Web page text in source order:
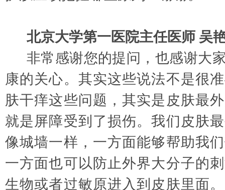
北京大学第一医院主任医师 吴
非常感谢您的提问，也感谢大
康的关心。其实这些说法不是很
肤干痒这些问题，其实是皮肤最
就是屏障受到了损伤。我们皮肤
像城墙一样，一方面能够帮助我
一方面也可以防止外界大分子的
生物或者过敏原进入到皮肤里面